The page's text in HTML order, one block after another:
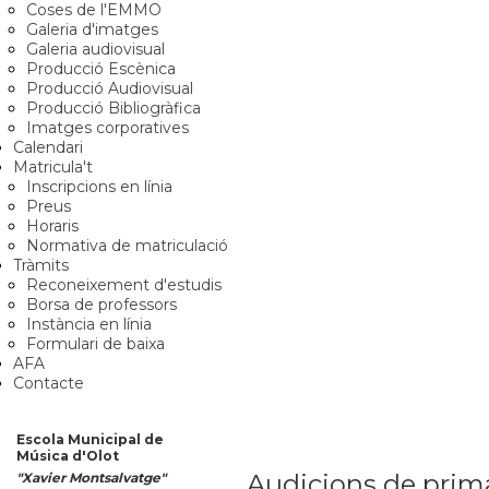
Coses de l'EMMO
Galeria d'imatges
Galeria audiovisual
Producció Escènica
Producció Audiovisual
Producció Bibliogràfica
Imatges corporatives
Calendari
Matricula't
Inscripcions en línia
Preus
Horaris
Normativa de matriculació
Tràmits
Reconeixement d'estudis
Borsa de professors
Instància en línia
Formulari de baixa
AFA
Contacte
Escola Municipal de
Música d'Olot
"Xavier Montsalvatge"